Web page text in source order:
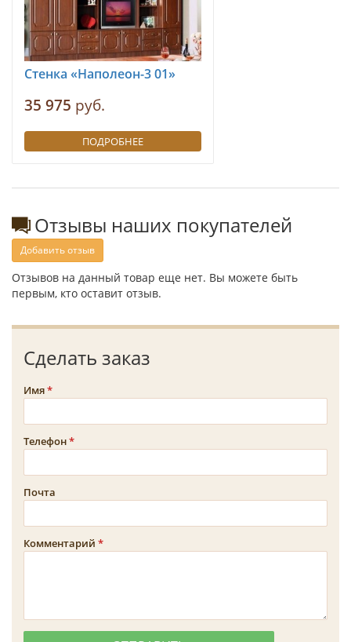
Стенка «Наполеон-3 01»
35 975 руб.
ПОДРОБНЕЕ
Отзывы наших покупателей
Добавить отзыв
Отзывов на данный товар еще нет. Вы можете быть
первым, кто оставит отзыв.
Сделать заказ
Имя
Телефон
Почта
Комментарий